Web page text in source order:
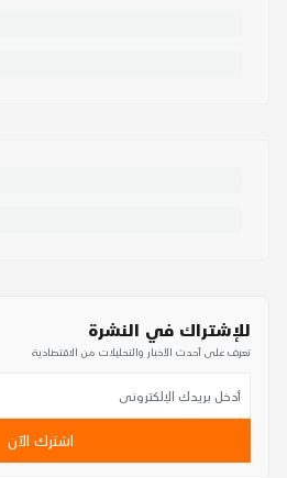
للإشتراك في النشرة
تعرف على أحدث الأخبار والتحليلات من الاقتصادية
اشترك الآن